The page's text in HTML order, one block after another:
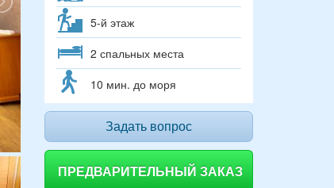
5-й этаж
2 спальных места
10 мин. до моря
Задать вопрос
ПРЕДВАРИТЕЛЬНЫЙ ЗАКАЗ